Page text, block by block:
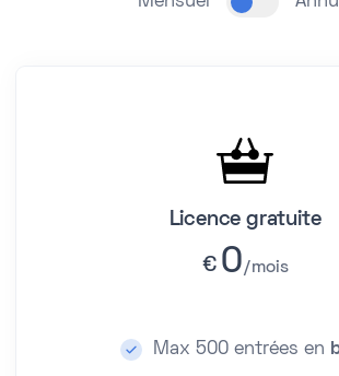
Licence gratuite
€ 0 mois
Max 500 entrées en